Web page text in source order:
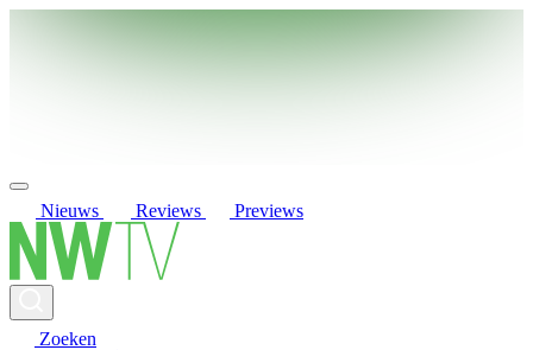
Nieuws Reviews Previews
Zoeken